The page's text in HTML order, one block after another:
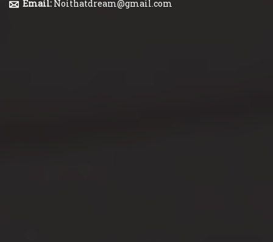
Email: Noithatdream@gmail.com